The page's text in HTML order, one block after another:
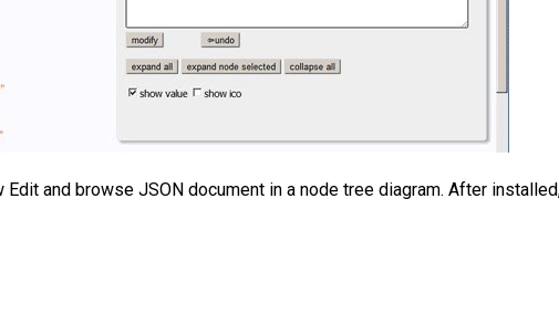
and browse JSON document in a node tree diagram. After